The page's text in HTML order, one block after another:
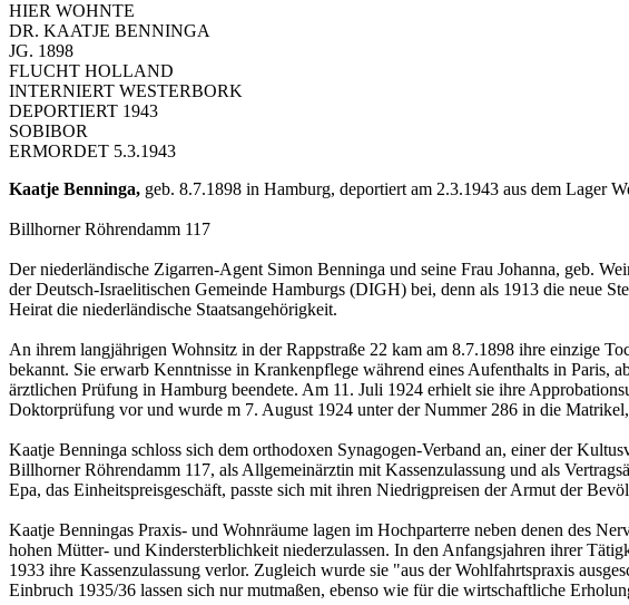
HIER WOHNTE
DR. KAATJE BENNINGA
JG. 1898
FLUCHT HOLLAND
INTERNIERT WESTERBORK
DEPORTIERT 1943
SOBIBOR
ERMORDET 5.3.1943
Kaatje Benninga, geb. 8.7.1898 in Hamburg, deportiert am 2.3.1943 aus dem Lager
Billhorner Röhrendamm 117
Der niederländische Zigarren-Agent Simon Benninga und seine Frau Johanna, geb.
der Deutsch-Israelitischen Gemeinde Hamburgs (DIGH) bei, denn als 1913 die neue
Heirat die niederländische Staatsangehörigkeit.
An ihrem langjährigen Wohnsitz in der Rappstraße 22 kam am 8.7.1898 ihre einzige
bekannt. Sie erwarb Kenntnisse in Krankenpflege während eines Aufenthalts in
ärztlichen Prüfung in Hamburg beendete. Am 11. Juli 1924 erhielt sie ihre
Doktorprüfung vor und wurde m 7. August 1924 unter der Nummer 286 in die
Kaatje Benninga schloss sich dem orthodoxen Synagogen-Verband an, einer der
Billhorner Röhrendamm 117, als Allgemeinärztin mit Kassenzulassung und als
Epa, das Einheitspreisgeschäft, passte sich mit ihren Niedrigpreisen der Armut der
Kaatje Benningas Praxis- und Wohnräume lagen im Hochparterre neben denen des
hohen Mütter- und Kindersterblichkeit niederzulassen. In den Anfangsjahren ihrer
1933 ihre Kassenzulassung verlor. Zugleich wurde sie "aus der Wohlfahrtspraxis
Einbruch 1935/36 lassen sich nur mutmaßen, ebenso wie für die wirtschaftliche